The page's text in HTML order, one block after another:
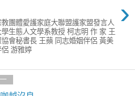
›
團體愛護家庭大聯盟護家盟發言人
生態人文學系教授 柯志明 作 家 王
會秘書長 王蘋 同志婚姻伴侶 黃美
游雅婷